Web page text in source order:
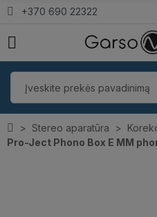
+370 690 22322
Stereo aparatūra
Pro-Ject Phono Box E MM